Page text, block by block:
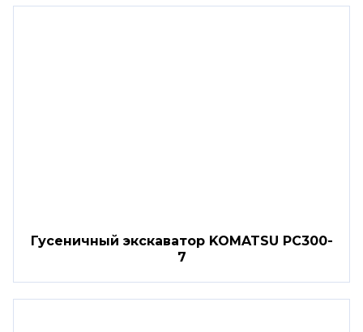
Гусеничный экскаватор KOMATSU PC300-
7